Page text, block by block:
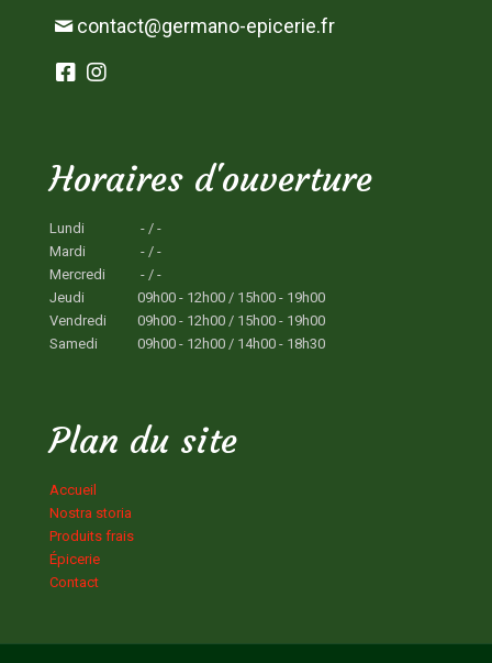
contact@germano-epicerie.fr
Horaires d'ouverture
Lundi
- / -
Mardi
- / -
Mercredi
- / -
Jeudi
09h00 - 12h00 / 15h00 - 19h00
Vendredi
09h00 - 12h00 / 15h00 - 19h00
Samedi
09h00 - 12h00 / 14h00 - 18h30
Plan du site
Accueil
Nostra storia
Produits frais
Épicerie
Contact